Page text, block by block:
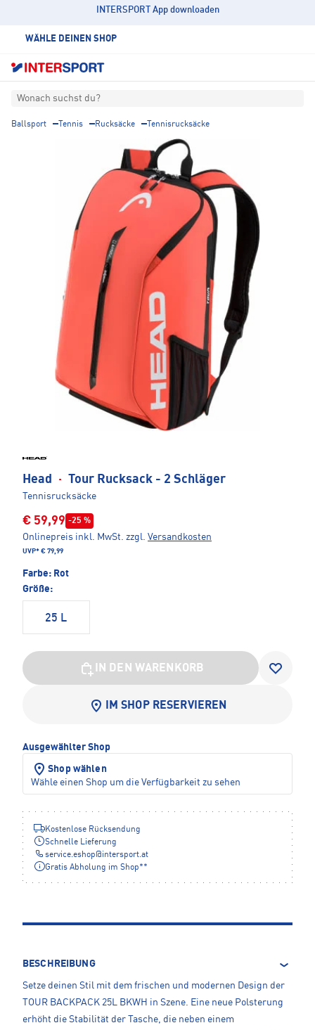
INTERSPORT App downloaden
WÄHLE DEINEN SHOP
Wonach suchst du?
Ballsport Tennis Rucksäcke Tennisrucksäcke
Head · Tour Rucksack - 2 Schläger
Tennisrucksäcke
€ 59,99 -25 %
Onlinepreis inkl. MwSt. zzgl. Versandkosten
UVP* € 79,99
Farbe: Rot
Größe:
25 L
IN DEN WARENKORB
IM SHOP RESERVIEREN
Ausgewählter Shop
Shop wählen
Wähle einen Shop um die Verfügbarkeit zu sehen
Kostenlose Rücksendung
Schnelle Lieferung
service.eshop@ intersport.at
Gratis Abholung im Shop**
BESCHREIBUNG
Setze deinen Stil mit dem frischen und modernen Design der
TOUR BACKPACK 25L BKWH in Szene. Eine neue Polsterung
erhöht die Stabilität der Tasche, die neben einem